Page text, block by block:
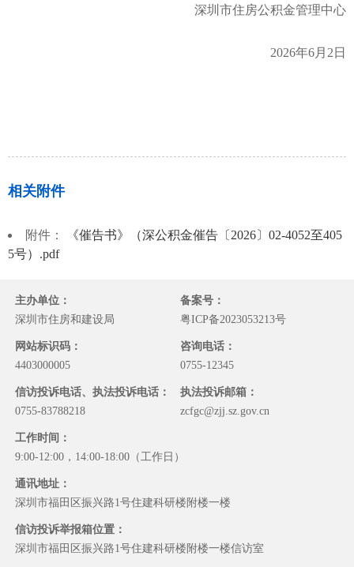
深圳市住房公积金管理中心
2026年6月2日
相关附件
附件：
《催告书》（深公积金催告〔2026〕02-4052至405
5号）.pdf
主办单位：
深圳市住房和建设局
备案号：
粤ICP备2023053213号
网站标识码：
4403000005
咨询电话：
0755-12345
信访投诉电话、执法投诉电话：
0755-83788218
执法投诉邮箱：
zcfgc@zjj.sz.gov.cn
工作时间：
9:00-12:00，14:00-18:00（工作日）
通讯地址：
深圳市福田区振兴路1号住建科研楼附楼一楼
信访投诉举报箱位置：
深圳市福田区振兴路1号住建科研楼附楼一楼信访室